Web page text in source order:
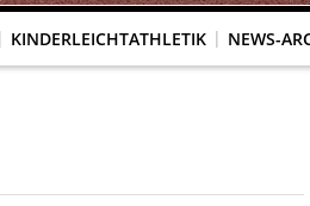
KINDERLEICHTATHLETIK NEWS-